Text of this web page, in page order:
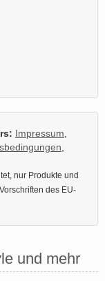
Impressum
nur Produkte und
des EU-
und mehr